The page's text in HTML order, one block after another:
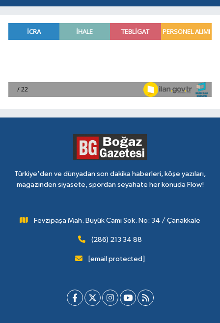
Türkiye'den ve dünyadan son dakika haberleri, köşe yazıları,
magazinden siyasete, spordan seyahate her konuda Flow!
Fevzipaşa Mah. Büyük Cami Sok. No: 34 / Çanakkale
(286) 213 34 88
[email protected]